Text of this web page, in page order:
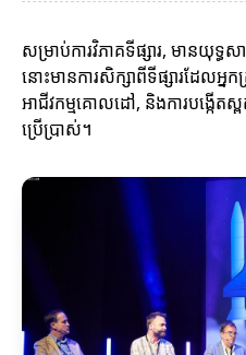
សម្រាប់ការវិភាគទីផ្សារ, មានយុទ្ធស
នោះមានការសិក្សាពីទីផ្សារដែលអ្ន
អាជីវកម្មគោលដៅ, និងការបង្កើត
ប្រើប្រាស់។